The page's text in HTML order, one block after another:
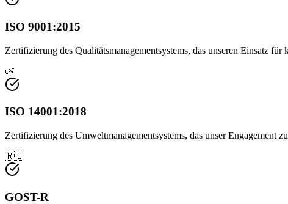
ISO 9001:2015
Zertifizierung des Qualitätsmanagementsystems, das unseren Einsatz
🌿
ISO 14001:2018
Zertifizierung des Umweltmanagementsystems, das unser Engagement
🇷🇺
GOST-R